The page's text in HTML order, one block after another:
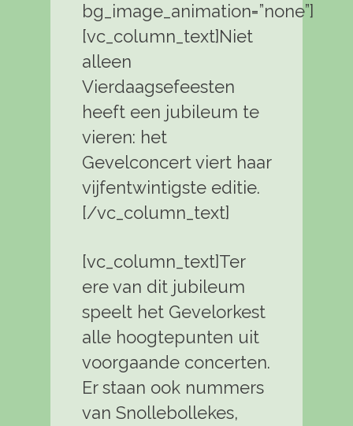
bg_image_animation=”none”]
[vc_column_text]Niet
alleen
Vierdaagsefeesten
heeft een jubileum te
vieren: het
Gevelconcert viert haar
vijfentwintigste editie.
[/vc_column_text]
[vc_column_text]Ter
ere van dit jubileum
speelt het Gevelorkest
alle hoogtepunten uit
voorgaande concerten.
Er staan ook nummers
van Snollebollekes,